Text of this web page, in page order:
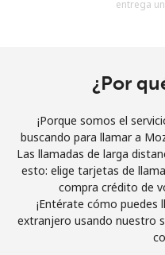
Al abrir una cuenta en
Inicia
entrega
¿Por
¡Porque somos el
buscando para llamar a
Las llamadas de larga
esto: elige tarjetas de
compra crédito de
¡Entérate cómo puedes
extranjero usando nuestro